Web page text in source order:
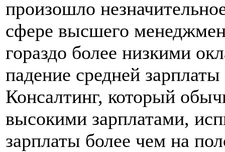
произошло
сфере высшего
гораздо более низкими
падение средней
Консалтинг, который
высокими зарплатами,
зарплаты более чем на